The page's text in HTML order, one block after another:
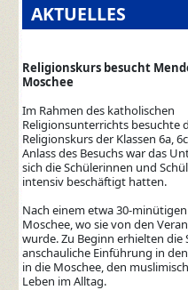
AKTUELLES
Religionskurs besucht
Moschee
Im Rahmen des katholischen
Religionsunterrichts besuchte
Religionskurs der Klassen 6a,
Anlass des Besuchs war das
sich die Schülerinnen und
intensiv beschäftigt hatten.
Nach einem etwa 30-
Moschee, wo sie von den
wurde. Zu Beginn erhielten die
anschauliche Einführung in
in die Moschee, den
Leben im Alltag.